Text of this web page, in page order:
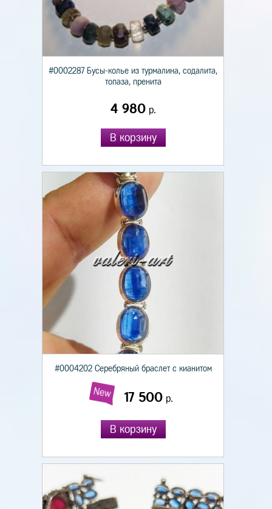
#0002287 Бусы-колье из турмалина, содалита,
топаза, пренита
4 980р.
В корзину
#0004202 Серебряный браслет с кианитом
New 17 500р.
В корзину